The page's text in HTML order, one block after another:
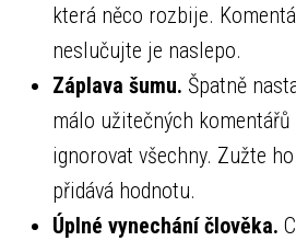
která něco rozbije.
neslučujte je naslepo.
Záplava šumu. Špatně
málo užitečných
ignorovat všechny. Zužte
přidává hodnotu.
Úplné vynechání člověka.